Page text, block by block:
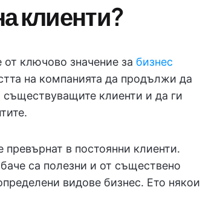
клиенти?
ключово значение за бизнес
на компанията да продължи да
клиенти и да ги
превърнат в постоянни клиенти.
са полезни и от съществено
видове бизнес. Ето някои